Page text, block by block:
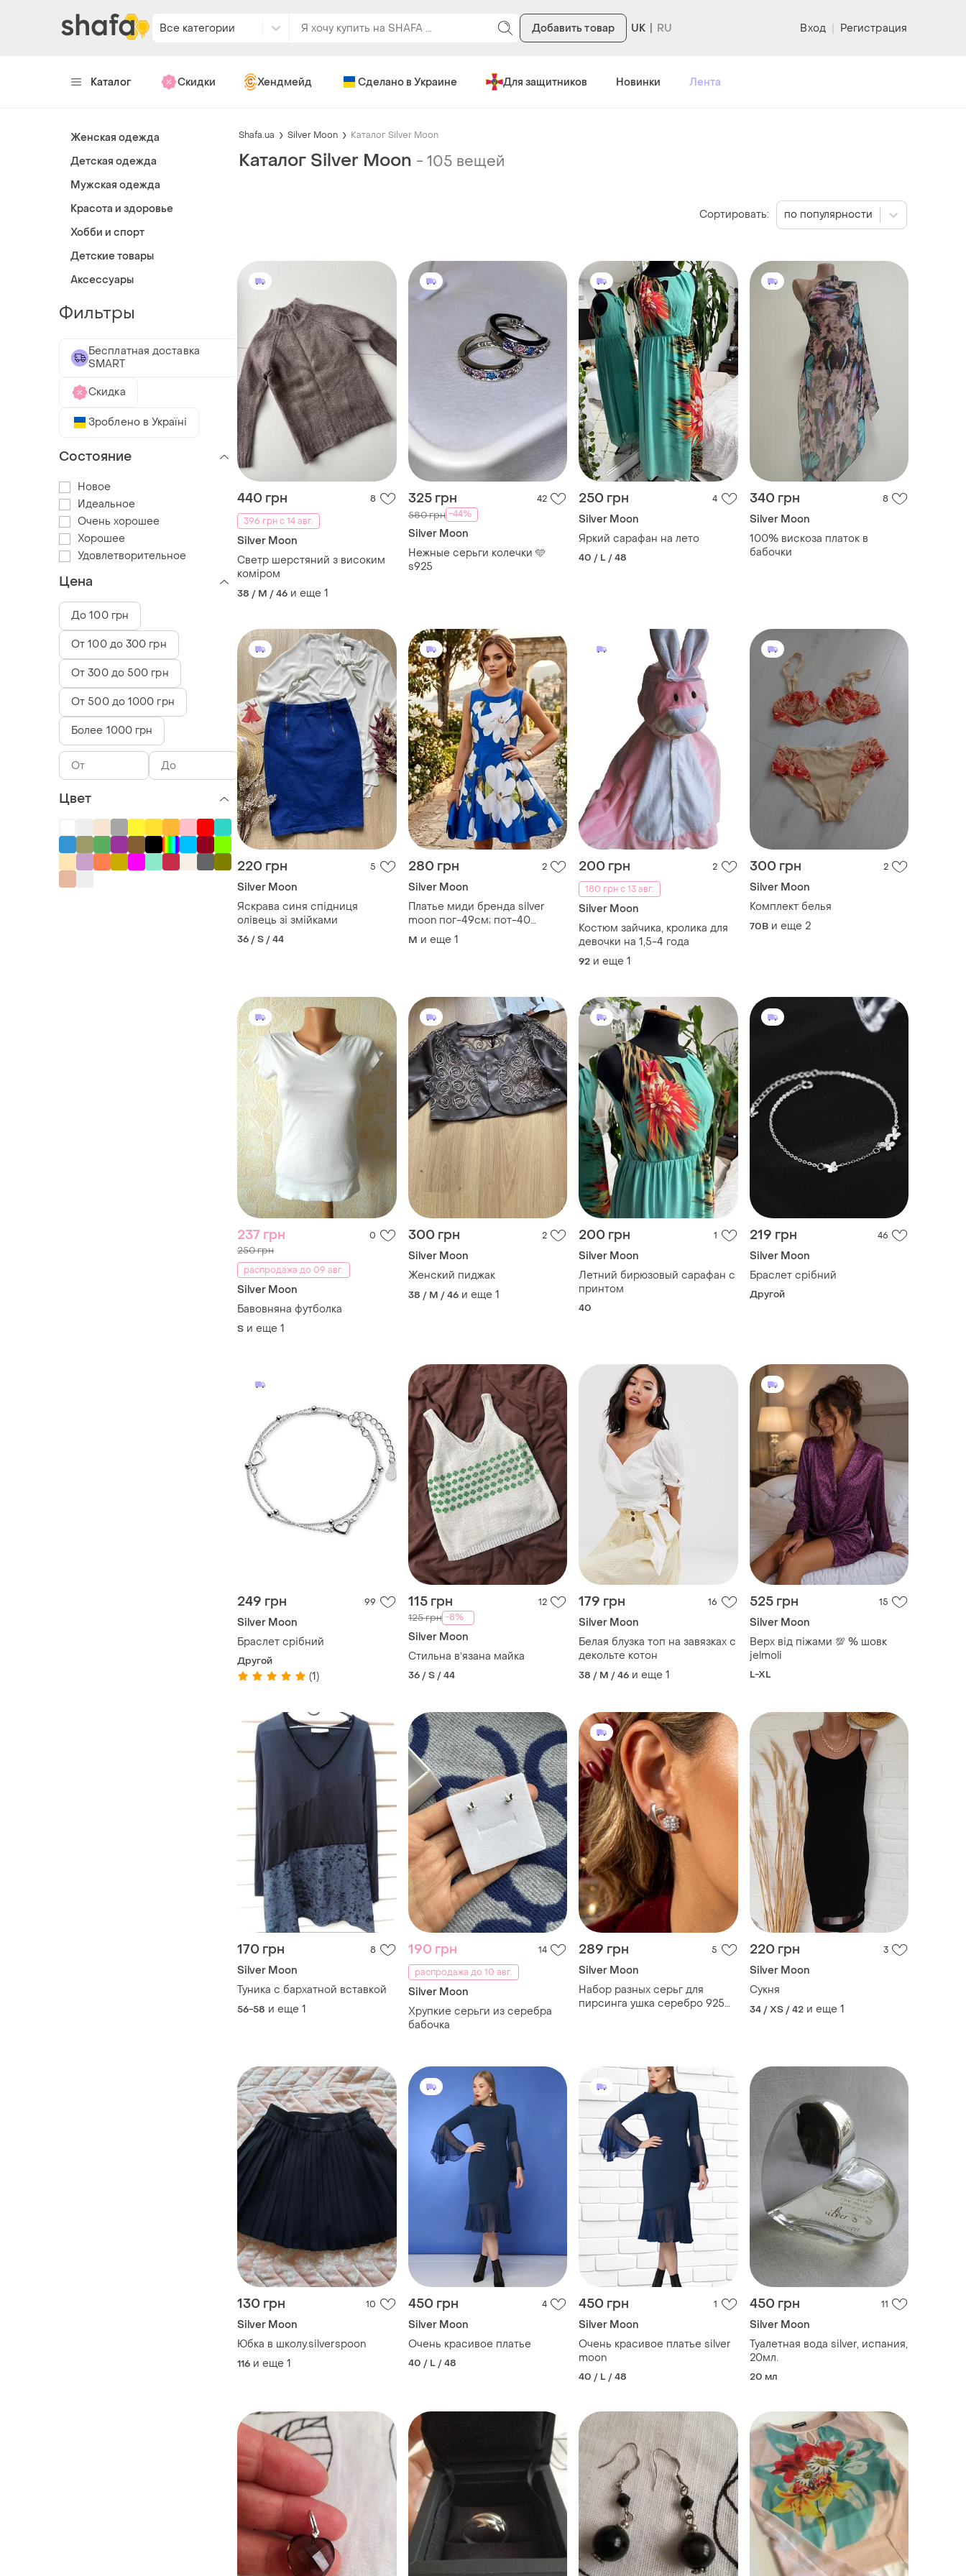
Все категории Добавить товар UK Вход | Регистрация
Каталог Скидки Хендмейд Сделано в Украине Для защитников Новинки Лента
Shafa.ua Silver Moon Каталог Silver Moon
Каталог Silver Moon -105 вещей
440 грн
8
396 грн с 14 авг.
Silver Moon
Светр шерстяний з високим
коміром
38 / M / 46 и еще 1
325 грн 42
580 грн -44%
Silver Moon
Нежные серьги колечки 🩵
s925
250 грн 4
Silver Moon
Яркий сарафан на лето
40 / L / 48
340 грн 8
Silver Moon
100% вискоза платок в
бабочки
220 грн 5
Silver Moon
Яскрава синя спідниця
олівець зі змійками
36 / S / 44
280 грн 2
Silver Moon
Платье миди бренда silver
moon пог-49см; пот-40
см;длина изделия от плеча-
M и еще 1
200 грн
2
180 грн с 13 авг.
Silver Moon
Костюм зайчика, кролика для
девочки на 1,5-4 года
92 и еще 1
300 грн 2
Silver Moon
Комплект белья
70B и еще 2
237 грн 0
250 грн
распродажа до 09 авг.
Silver Moon
Бавовняна футболка
S и еще 1
300 грн 2
Silver Moon
Женский пиджак
38 / M / 46 и еще 1
200 грн 1
Silver Moon
Летний бирюзовый сарафан с
принтом
40
219 грн 46
Silver Moon
Браслет срібний
Другой
249 грн 99
Silver Moon
Браслет срібний
Другой
(1)
115 грн 12
125 грн -8%
Silver Moon
Стильна вʼязана майка
36 / S / 44
179 грн 16
Silver Moon
Белая блузка топ на завязках с
декольте котон
38 / M / 46 и еще 1
525 грн 15
Silver Moon
Верх від піжами 💯 % шовк
jelmoli
L-XL
170 грн 8
Silver Moon
Туника с бархатной вставкой
56-58 и еще 1
190 грн
14
распродажа до 10 авг.
Silver Moon
Хрупкие серьги из серебра
бабочка
289 грн 5
Silver Moon
Набор разных серьг для
пирсинга ушка серебро 925
220 грн 3
Silver Moon
Сукня
34 / XS / 42 и еще 1
130 грн 10
Silver Moon
Юбка в школу.silverspoon
116 и еще 1
450 грн 4
Silver Moon
Очень красивое платье
40 / L / 48
450 грн 1
Silver Moon
Очень красивое платье silver
moon
40 / L / 48
450 грн 11
Silver Moon
Туалетная вода silver, испания,
20мл.
20 мл
Сортировать: по популярности
Женская одежда
Детская одежда
Мужская одежда
Красота и здоровье
Хобби и спорт
Детские товары
Аксессуары
Фильтры
Бесплатная доставка
SMART
Скидка
Зроблено в Україні
Состояние
Новое
Идеальное
Очень хорошее
Хорошее
Удовлетворительное
Цена
До 100 грн
От 100 до 300 грн
От 300 до 500 грн
От 500 до 1000 грн
Более 1000 грн
Цвет